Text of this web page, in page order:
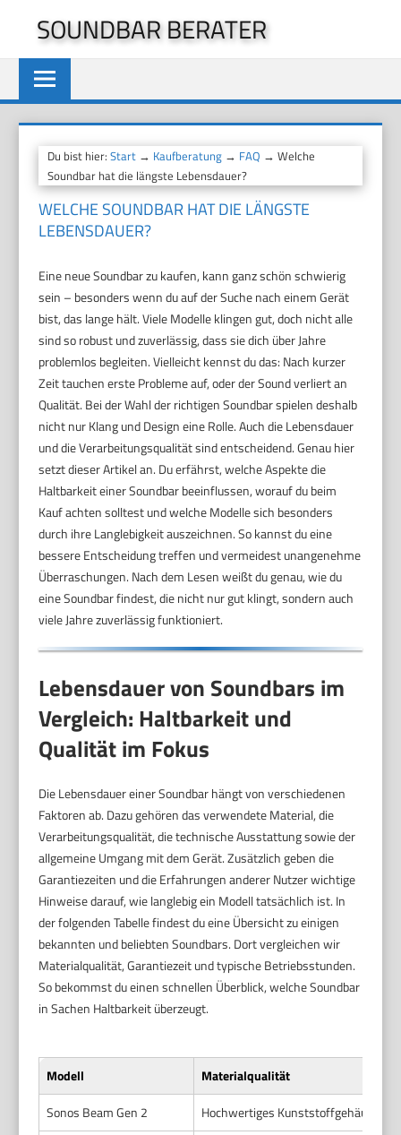
springen
SOUNDBAR BERATER
Du bist hier:Start → Kaufberatung → FAQ → Welche
Soundbar hat die längste Lebensdauer?
WELCHE SOUNDBAR HAT DIE LÄNGSTE
LEBENSDAUER?
Eine neue Soundbar zu kaufen, kann ganz schön schwierig
sein – besonders wenn du auf der Suche nach einem Gerät
bist, das lange hält. Viele Modelle klingen gut, doch nicht alle
sind so robust und zuverlässig, dass sie dich über Jahre
problemlos begleiten. Vielleicht kennst du das: Nach kurzer
Zeit tauchen erste Probleme auf, oder der Sound verliert an
Qualität. Bei der Wahl der richtigen Soundbar spielen deshalb
nicht nur Klang und Design eine Rolle. Auch die Lebensdauer
und die Verarbeitungsqualität sind entscheidend. Genau hier
setzt dieser Artikel an. Du erfährst, welche Aspekte die
Haltbarkeit einer Soundbar beeinflussen, worauf du beim
Kauf achten solltest und welche Modelle sich besonders
durch ihre Langlebigkeit auszeichnen. So kannst du eine
bessere Entscheidung treffen und vermeidest unangenehme
Überraschungen. Nach dem Lesen weißt du genau, wie du
eine Soundbar findest, die nicht nur gut klingt, sondern auch
viele Jahre zuverlässig funktioniert.
Lebensdauer von Soundbars im
Vergleich: Haltbarkeit und
Qualität im Fokus
Die Lebensdauer einer Soundbar hängt von verschiedenen
Faktoren ab. Dazu gehören das verwendete Material, die
Verarbeitungsqualität, die technische Ausstattung sowie der
allgemeine Umgang mit dem Gerät. Zusätzlich geben die
Garantiezeiten und die Erfahrungen anderer Nutzer wichtige
Hinweise darauf, wie langlebig ein Modell tatsächlich ist. In
der folgenden Tabelle findest du eine Übersicht zu einigen
bekannten und beliebten Soundbars. Dort vergleichen wir
Materialqualität, Garantiezeit und typische Betriebsstunden.
So bekommst du einen schnellen Überblick, welche Soundbar
in Sachen Haltbarkeit überzeugt.
Modell
Materialqualität
Sonos Beam Gen 2
Hochwertiges Kunststoffgehäuse,